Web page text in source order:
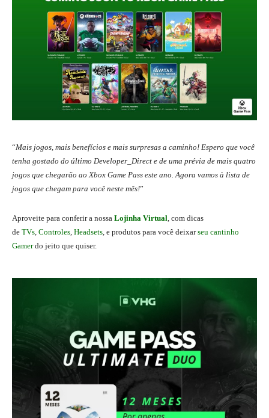
“Mais jogos, mais benefícios e mais surpresas a caminho! Espero que você
tenha gostado do último Developer_Direct e de uma prévia de mais quatro
jogos que chegarão ao Xbox Game Pass este ano. Agora vamos à lista de
jogos que chegam para você neste mês!”
Aproveite para conferir a nossa Lojinha Virtual , com dicas
de TVs Controles Headsets , e produtos para você deixarseu cantinho
Gamerdo jeito que quiser.